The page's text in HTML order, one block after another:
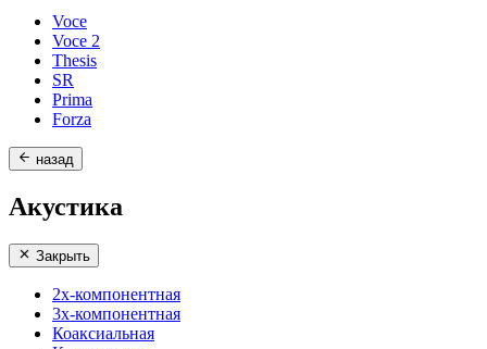
Voce
Voce 2
Thesis
SR
Prima
Forza
назад
Акустика
Закрыть
2х-компонентная
3х-компонентная
Коаксиальная